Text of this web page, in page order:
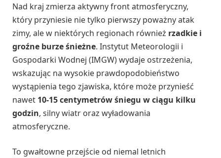
Nad kraj zmierza aktywny front atmosferyczny,
który przyniesie nie tylko pierwszy poważny atak
zimy, ale w niektórych regionach również rzadkie i
groźne burze śnieżne. Instytut Meteorologii i
Gospodarki Wodnej (IMGW) wydaje ostrzeżenia,
wskazując na wysokie prawdopodobieństwo
wystąpienia tego zjawiska, które może przynieść
nawet 10-15 centymetrów śniegu w ciągu kilku
godzin, silny wiatr oraz wyładowania
atmosferyczne.
To gwałtowne przejście od niemal letnich